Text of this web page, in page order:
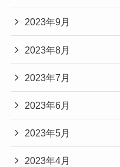
2023年9月
2023年8月
2023年7月
2023年6月
2023年5月
2023年4月